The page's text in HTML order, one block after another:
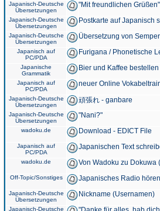
Japanisch-Deutsche
Übersetzungen
"Mit freundlichen
Japanisch-Deutsche
Übersetzungen
Postkarte auf Japanisch
Japanisch-Deutsche
Übersetzungen
Übersetzung von
Japanisch auf
PC/PDA
Furigana / Phonetische
Japanische
Grammatik
Bier und Kaffee bestellen
Japanisch auf
PC/PDA
neuer Online
Japanisch-Deutsche
Übersetzungen
頑張れ - ganbare
Japanisch-Deutsche
Übersetzungen
"Nani?"
wadoku.de Download - EDICT File
Japanisch auf
PC/PDA
Japanischen Text
wadoku.de Von Wadoku zu Dokuwa
Off-Topic/Sonstiges Japanisches Radio hören
Japanisch-Deutsche
Übersetzungen
Nickname (Usernamen)
Japanisch-Deutsche